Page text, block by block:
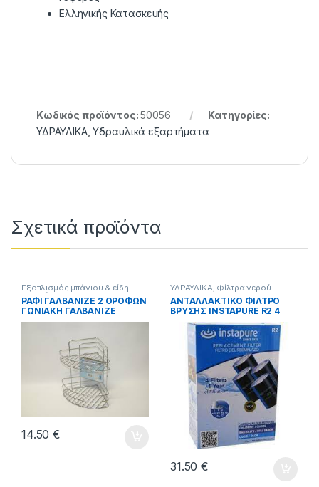
Ελληνικής Κατασκευής
Κωδικός προϊόντος:50056
Κατηγορίες:
ΥΔΡΑΥΛΙΚΑ,Υδραυλικά εξαρτήματα
Σχετικά προϊόντα
Εξοπλισμός μπάνιου & είδη
υγιεινής ,ΥΔΡΑΥΛΙΚΑ
ΡΑΦΙ ΓΑΛΒΑΝΙΖΕ 2 ΟΡΟΦΩΝ
ΓΩΝΙΑΚΗ ΓΑΛΒΑΝΙΖΕ
ΜΠΑΝΙΟΥ.
14.50€
ΥΔΡΑΥΛΙΚΑ, Φίλτρα νερού
ΑΝΤΑΛΛΑΚΤΙΚΟ ΦΙΛΤΡΟ
ΒΡΥΣΗΣ INSTAPURE R2 4
τεμ.
31.50€